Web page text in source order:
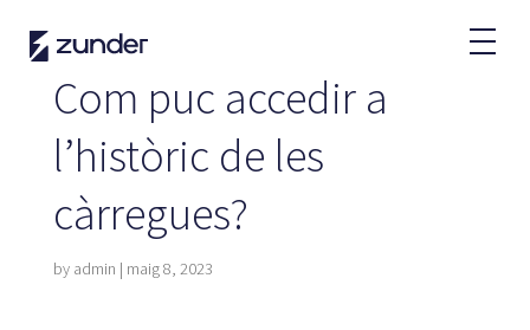
App de Zunder
Com carregar?
Com puc accedir a
l’històric de les
càrregues?
by admin | maig 8, 2023